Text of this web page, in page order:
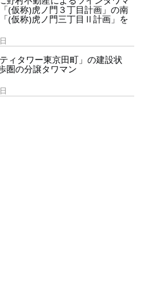
(仮称)虎ノ門３丁目計画」の南
(仮称)虎ノ門三丁目Ⅱ計画」を
ィタワー東京田町」の建設状
圏の分譲タワマン